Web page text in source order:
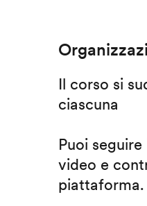
Il corso si
ciascuna
Puoi
video e
piattaforma.